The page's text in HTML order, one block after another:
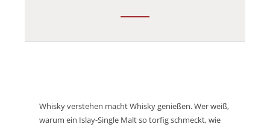
Whisky verstehen macht Whisky genießen. Wer weiß,
warum ein Islay-Single Malt so torfig schmeckt, wie